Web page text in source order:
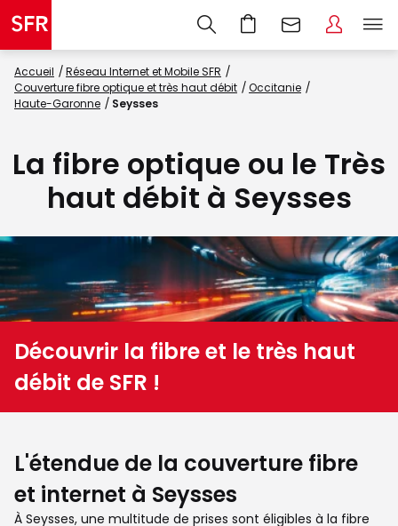
Accueil
Réseau Internet et Mobile SFR
Couverture fibre optique et très haut débit
Occitanie
Haute-Garonne
Seysses
La fibre optique ou le Très
haut débit à Seysses
Découvrir la fibre et le très haut
débit de SFR !
L'étendue de la couverture fibre
et internet à Seysses
À Seysses, une multitude de prises sont éligibles à la fibre